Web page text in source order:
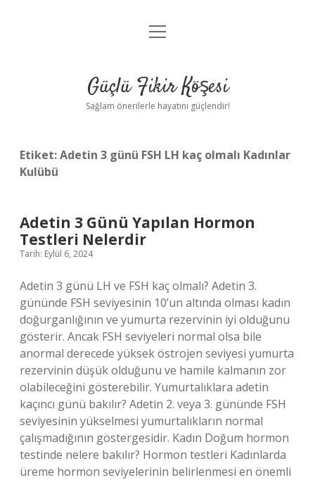
Anasayfa
Yasal Uyarı
menüyü
Güçlü Fikir Köşesi
Sağlam önerilerle hayatını güçlendir!
Etiket:Adetin 3 günü FSH LH kaç olmalı Kadınlar
Kulübü
Adetin 3 Günü Yapılan Hormon
Testleri Nelerdir
Tarih: Eylül 6, 2024
Adetin 3 günü LH ve FSH kaç olmalı? Adetin 3.
gününde FSH seviyesinin 10’un altında olması kadın
doğurganlığının ve yumurta rezervinin iyi olduğunu
gösterir. Ancak FSH seviyeleri normal olsa bile
anormal derecede yüksek östrojen seviyesi yumurta
rezervinin düşük olduğunu ve hamile kalmanın zor
olabileceğini gösterebilir. Yumurtalıklara adetin
kaçıncı günü bakılır? Adetin 2. veya 3. gününde FSH
seviyesinin yükselmesi yumurtalıkların normal
çalışmadığının göstergesidir. Kadın Doğum hormon
testinde nelere bakılır? Hormon testleri Kadınlarda
üreme hormon seviyelerinin belirlenmesi en önemli